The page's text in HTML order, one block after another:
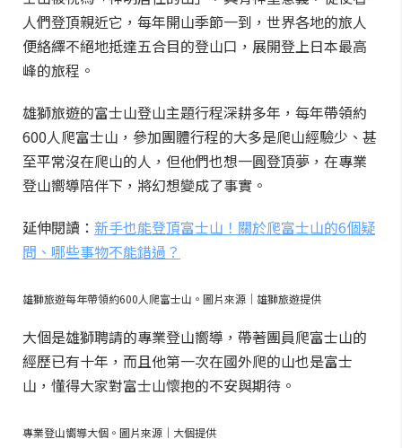
人們登頂親近它，每年開山季節一到，世界各地的旅人
便絡繹不絕地抵達五合目的登山口，展開登上日本最高
峰的旅程。
雄獅旅遊的富士山登山主題行程深耕多年，每年帶領約
600人爬富士山，參加團體行程的大多是爬山經驗少、甚
至平常沒在爬山的人，但他們也想一圓登頂夢，在專業
登山嚮導陪伴下，將幻想變成了事實。
延伸閱讀： 新手也能登頂富士山！關於爬富士山的6個疑
問、哪些事物不能錯過？
雄獅旅遊每年帶領約600人爬富士山。圖片來源｜雄獅旅遊提供
大個是雄獅聘請的專業登山嚮導，帶著團員爬富士山的
經歷已有十年，而且他第一次在國外爬的山也是富士
山，懂得大家對富士山懷抱的不安與期待。
專業登山嚮導大個。圖片來源｜大個提供